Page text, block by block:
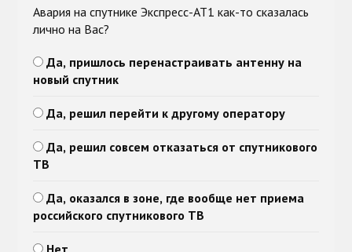
Авария на спутнике Экспресс-АТ1 как-то сказалась
лично на Вас?
Да, пришлось перенастраивать антенну на
новый спутник
Да, решил перейти к другому оператору
Да, решил совсем отказаться от спутникового
ТВ
Да, оказался в зоне, где вообще нет приема
российского спутникового ТВ